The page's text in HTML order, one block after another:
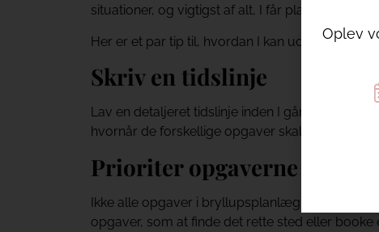
situationer, og vigtigst af alt, I får plads til at
Her er et par tip til, hvordan I kan udnytte tiden
Skriv en tidslinje
Lav en detaljeret tidslinje inden I går i gang
hvornår de forskellige opgaver skal være
Prioriter opgaverne
Ikke alle opgaver i bryllupsplanlægningen har
opgaver, som at finde det rette sted eller
Oplev